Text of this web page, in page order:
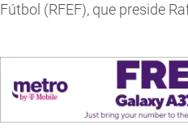
Fútbol (RFEF), que preside